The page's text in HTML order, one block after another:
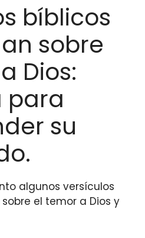
bíblicos
sobre
Dios:
para
su
algunos versículos
el temor a Dios y